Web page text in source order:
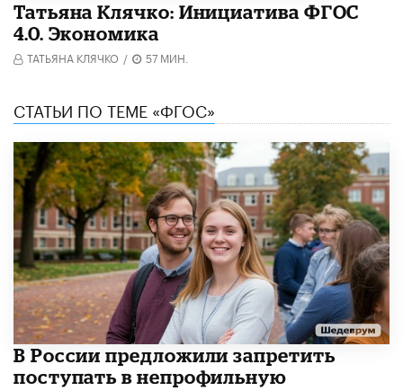
Татьяна Клячко: Инициатива ФГОС
4.0. Экономика
ТАТЬЯНА КЛЯЧКО / 57 МИН.
СТАТЬИ ПО ТЕМЕ «ФГОС»
В России предложили запретить
поступать в непрофильную